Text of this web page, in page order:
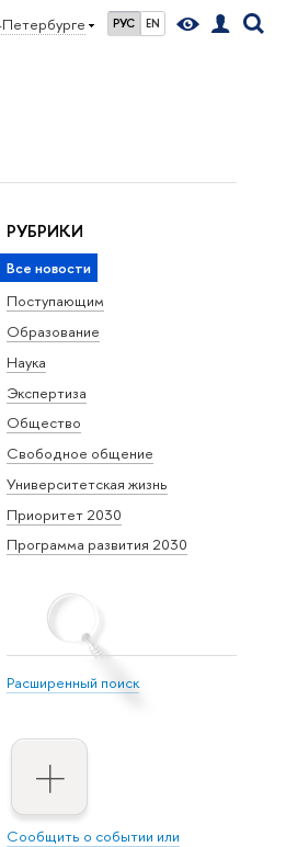
РУС EN
РУБРИКИ
Все новости
Поступающим
Образование
Наука
Экспертиза
Общество
Свободное общение
Университетская жизнь
Приоритет 2030
Программа развития 2030
Расширенный поиск
Сообщить о событии или